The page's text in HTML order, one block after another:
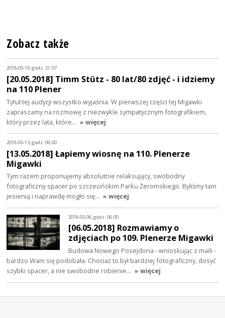
Zobacz także
2018-05-19, godz. 21:07
[20.05.2018] Timm Stütz - 80 lat/80 zdjęć - i idziemy
na 110 Plener
Tytuł tej audycji wszystko wyjaśnia. W pierwszej części tej Migawki
zapraszamy na rozmowę z niezwykle sympatycznym fotografikiem,
który przez lata, które… » więcej
2018-05-13, godz. 06:00
[13.05.2018] Łapiemy wiosnę na 110. Plenerze
Migawki
Tym razem proponujemy absolutnie relaksujący, swobodny
fotograficzny spacer po szczecińskim Parku Żeromskiego. Byliśmy tam
jesienią i naprawdę mogło się… » więcej
2018-05-06, godz. 06:00
[06.05.2018] Rozmawiamy o
zdjęciach po 109. Plenerze Migawki
Budowa Nowego Posejdona - wnioskując z maili -
bardzo Wam się podobała. Chociaż to był bardziej fotograficzny, dosyć
szybki spacer, a nie swobodne robienie… » więcej